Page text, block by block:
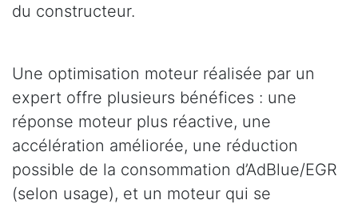
du constructeur.
Une optimisation moteur réalisée par un
expert offre plusieurs bénéfices : une
réponse moteur plus réactive, une
accélération améliorée, une réduction
possible de la consommation d’AdBlue/EGR
(selon usage), et un moteur qui se